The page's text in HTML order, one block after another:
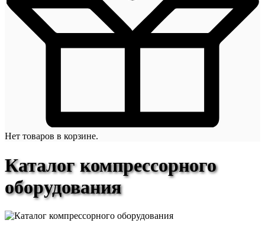
Нет товаров в корзине.
Каталог компрессорного
оборудования